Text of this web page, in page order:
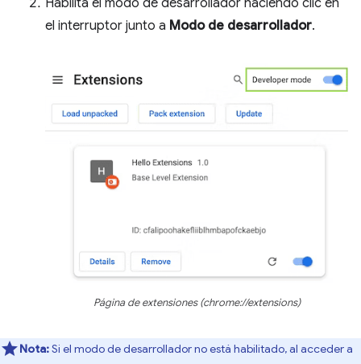
Habilita el modo de desarrollador haciendo clic en
el interruptor junto a Modo de desarrollador.
Página de extensiones (chrome://extensions)
Nota:Si el modo de desarrollador no está habilitado, al acceder a